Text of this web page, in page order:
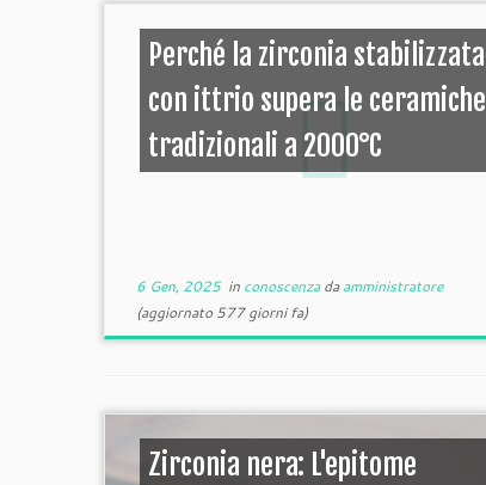
Perché la zirconia stabilizzata
con ittrio supera le ceramiche
tradizionali a 2000°C
6 Gen, 2025in conoscenzadaamministratore
(aggiornato 577 giorni fa)
Zirconia nera: L'epitome